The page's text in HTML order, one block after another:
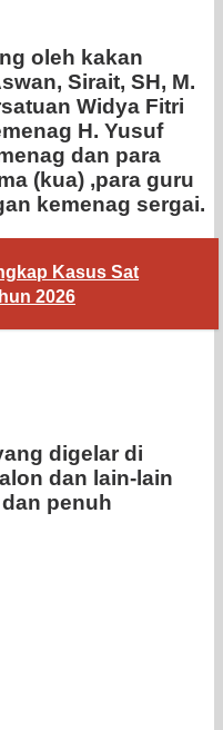
oleh kakan
Sirait, SH, M.
Widya Fitri
H. Yusuf
dan para
(kua) ,para guru
kemenag sergai.
Kasus Sat
2026
digelar di
dan lain-lain
penuh